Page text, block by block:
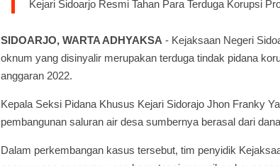
Kejari Sidoarjo Resmi Tahan Para Terduga Korupsi
SIDOARJO, WARTA ADHYAKSA - Kejaksaan Negeri
oknum yang disinyalir merupakan terduga tindak pidana
anggaran 2022.
Kepala Seksi Pidana Khusus Kejari Sidorajo Jhon Franky
pembangunan saluran air desa sumbernya berasal dari
Dalam perkembangan kasus tersebut, tim penyidik